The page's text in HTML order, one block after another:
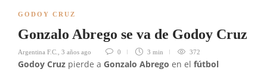
GODOY CRUZ
Gonzalo Abrego se va de Godoy Cruz
Argentina F.C. 3 años ago 0 3 min 372
Godoy Cruz pierde a Gonzalo Abrego en el fútbol